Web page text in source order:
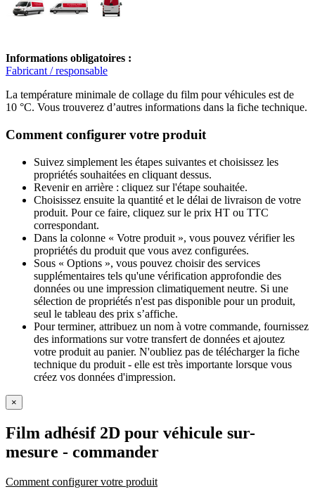
Informations obligatoires :
Fabricant / responsable
La température minimale de collage du film pour véhicules est de
10 °C. Vous trouverez d’autres informations dans la fiche technique.
Comment configurer votre produit
Suivez simplement les étapes suivantes et choisissez les
propriétés souhaitées en cliquant dessus.
Revenir en arrière : cliquez sur l'étape souhaitée.
Choisissez ensuite la quantité et le délai de livraison de votre
produit. Pour ce faire, cliquez sur le prix HT ou TTC
correspondant.
Dans la colonne « Votre produit », vous pouvez vérifier les
propriétés du produit que vous avez configurées.
Sous « Options », vous pouvez choisir des services
supplémentaires tels qu'une vérification approfondie des
données ou une impression climatiquement neutre. Si une
sélection de propriétés n'est pas disponible pour un produit,
seul le tableau des prix s’affiche.
Pour terminer, attribuez un nom à votre commande, fournissez
des informations sur votre transfert de données et ajoutez
votre produit au panier. N'oubliez pas de télécharger la fiche
technique du produit - elle est très importante lorsque vous
créez vos données d'impression.
×
Film adhésif 2D pour véhicule sur-
mesure - commander
Comment configurer votre produit